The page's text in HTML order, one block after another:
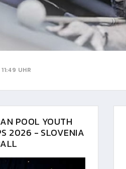
UHR
POOL YOUTH
2026 - SLOVENIA